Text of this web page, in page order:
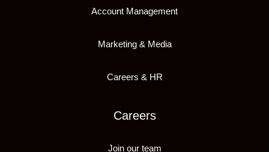
Account Management
Marketing & Media
Careers & HR
Careers
Join our team